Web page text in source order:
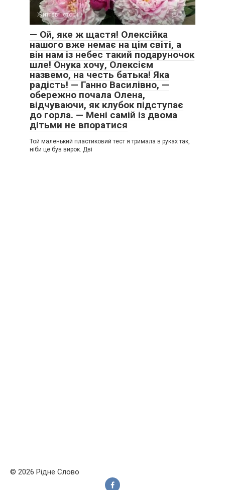
Життєві історії 0
— Ой, яке ж щастя! Олексійка
нашого вже немає на цім світі, а
він нам із небес такий подаруночок
шле! Онука хочу, Олексієм
назвемо, на честь батька! Яка
радість! — Ганно Василівно, —
обережно почала Олена,
відчуваючи, як клубок підступає
до горла. — Мені самій із двома
дітьми не впоратися
Той маленький пластиковий тест я тримала в руках так,
ніби це був вирок. Дві
© 2026 Рідне Слово